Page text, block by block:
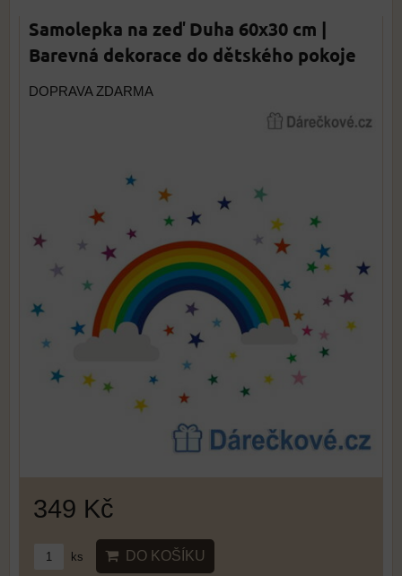
Samolepka na zeď Duha 60x30 cm |
Barevná dekorace do dětského pokoje
DOPRAVA ZDARMA
349 Kč
ks DO KOŠÍKU